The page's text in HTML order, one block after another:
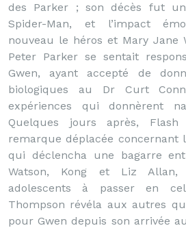
des Parker ; son décès fut
Spider-Man, et l’impact
nouveau le héros et Mary Jane
Peter Parker se sentait
Gwen, ayant accepté de
biologiques au Dr Curt
expériences qui donnèrent
Quelques jours après,
remarque déplacée concernant
qui déclencha une bagarre
Watson, Kong et Liz Allan,
adolescents à passer en
Thompson révéla aux autres
pour Gwen depuis son arrivée